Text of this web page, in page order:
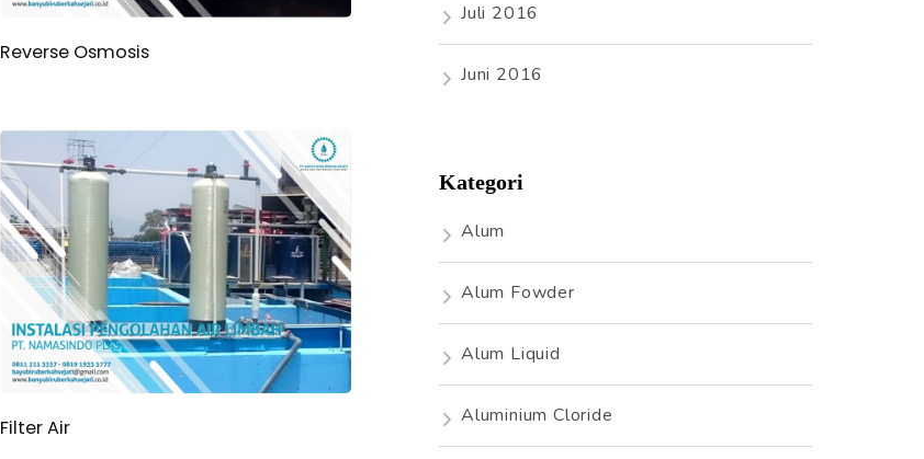
Reverse Osmosis
Filter Air
Juli 2016
Juni 2016
Kategori
Alum
Alum Fowder
Alum Liquid
Aluminium Cloride